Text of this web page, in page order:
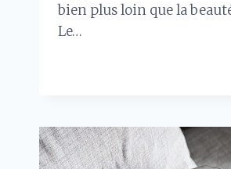
bien plus loin que la
Le…
POILS
LONGS
POUR